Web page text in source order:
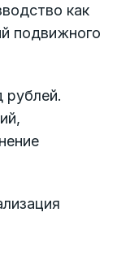
как
подвижного
рублей.